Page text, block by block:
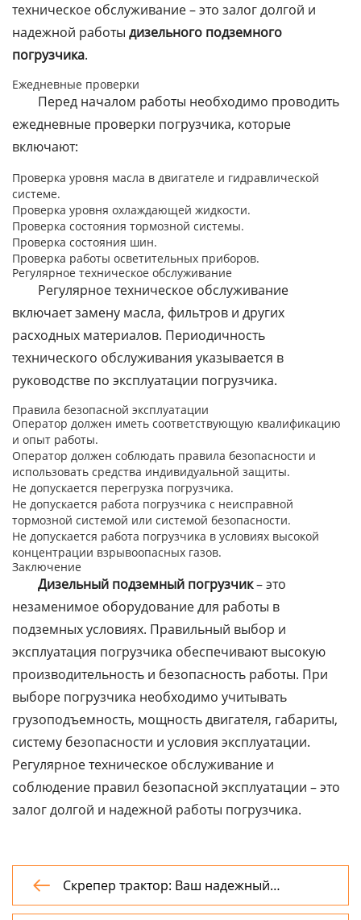
техническое обслуживание – это залог долгой и
надежной работы дизельного подземного
погрузчика.
Ежедневные проверки
Перед началом работы необходимо проводить
ежедневные проверки погрузчика, которые
включают:
Проверка уровня масла в двигателе и гидравлической
системе.
Проверка уровня охлаждающей жидкости.
Проверка состояния тормозной системы.
Проверка состояния шин.
Проверка работы осветительных приборов.
Регулярное техническое обслуживание
Регулярное техническое обслуживание
включает замену масла, фильтров и других
расходных материалов. Периодичность
технического обслуживания указывается в
руководстве по эксплуатации погрузчика.
Правила безопасной эксплуатации
Оператор должен иметь соответствующую квалификацию
и опыт работы.
Оператор должен соблюдать правила безопасности и
использовать средства индивидуальной защиты.
Не допускается перегрузка погрузчика.
Не допускается работа погрузчика с неисправной
тормозной системой или системой безопасности.
Не допускается работа погрузчика в условиях высокой
концентрации взрывоопасных газов.
Заключение
Дизельный подземный погрузчик– это
незаменимое оборудование для работы в
подземных условиях. Правильный выбор и
эксплуатация погрузчика обеспечивают высокую
производительность и безопасность работы. При
выборе погрузчика необходимо учитывать
грузоподъемность, мощность двигателя, габариты,
систему безопасности и условия эксплуатации.
Регулярное техническое обслуживание и
соблюдение правил безопасной эксплуатации – это
залог долгой и надежной работы погрузчика.

Скрепер трактор: Ваш надежный
помощник в горнодобывающей